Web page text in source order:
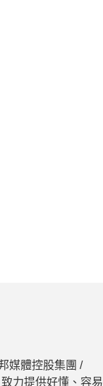
媒體控股集團 /
力提供好懂、容易